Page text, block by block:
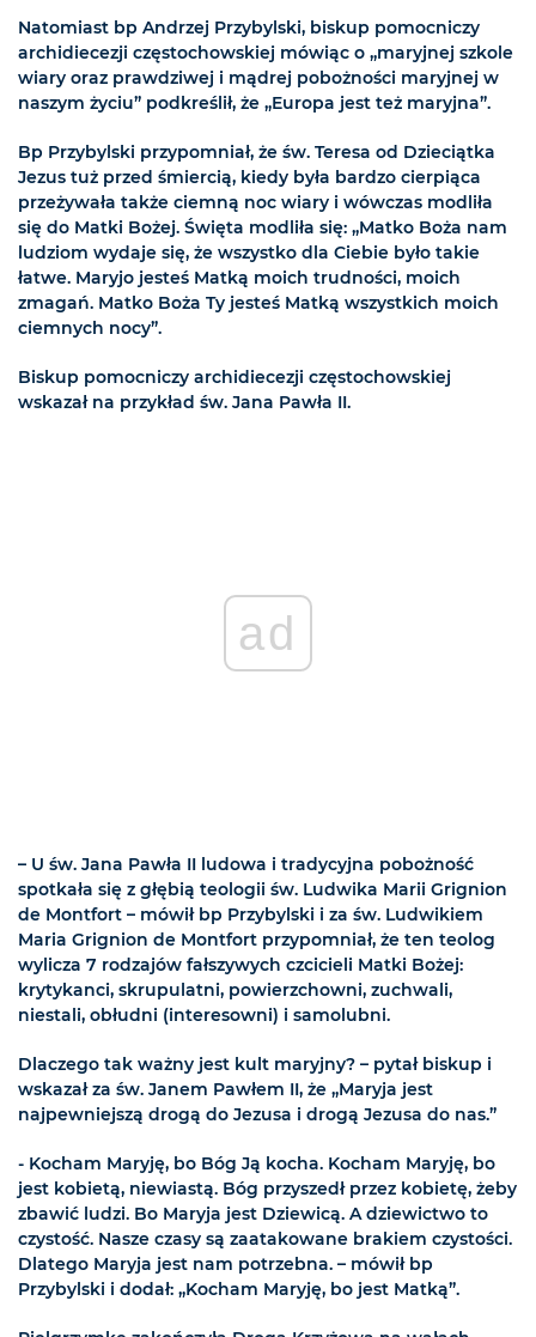
Natomiast bp Andrzej Przybylski, biskup pomocniczy
archidiecezji częstochowskiej mówiąc o „maryjnej szkole
wiary oraz prawdziwej i mądrej pobożności maryjnej w
naszym życiu” podkreślił, że „Europa jest też maryjna”.
Bp Przybylski przypomniał, że św. Teresa od Dzieciątka
Jezus tuż przed śmiercią, kiedy była bardzo cierpiąca
przeżywała także ciemną noc wiary i wówczas modliła
się do Matki Bożej. Święta modliła się: „Matko Boża nam
ludziom wydaje się, że wszystko dla Ciebie było takie
łatwe. Maryjo jesteś Matką moich trudności, moich
zmagań. Matko Boża Ty jesteś Matką wszystkich moich
ciemnych nocy”.
Biskup pomocniczy archidiecezji częstochowskiej
wskazał na przykład św. Jana Pawła II.
ad
– U św. Jana Pawła II ludowa i tradycyjna pobożność
spotkała się z głębią teologii św. Ludwika Marii Grignion
de Montfort – mówił bp Przybylski i za św. Ludwikiem
Maria Grignion de Montfort przypomniał, że ten teolog
wylicza 7 rodzajów fałszywych czcicieli Matki Bożej:
krytykanci, skrupulatni, powierzchowni, zuchwali,
niestali, obłudni (interesowni) i samolubni.
Dlaczego tak ważny jest kult maryjny? – pytał biskup i
wskazał za św. Janem Pawłem II, że „Maryja jest
najpewniejszą drogą do Jezusa i drogą Jezusa do nas.”
- Kocham Maryję, bo Bóg Ją kocha. Kocham Maryję, bo
jest kobietą, niewiastą. Bóg przyszedł przez kobietę, żeby
zbawić ludzi. Bo Maryja jest Dziewicą. A dziewictwo to
czystość. Nasze czasy są zaatakowane brakiem czystości.
Dlatego Maryja jest nam potrzebna. – mówił bp
Przybylski i dodał: „Kocham Maryję, bo jest Matką”.